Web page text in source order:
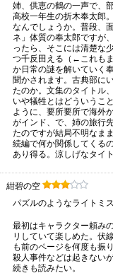
姉、供恵の鶴の一声で、
高校一年生の折木奉太郎
なんでしょうか。普段、
ネ」体質の奉太郎ですが
ったら、そこには清楚な
つ千反田える（←これも
か日常の謎を解いていく
聞かされます。古典部に
たのか。文集のタイトル
いや犠牲とはどういうこ
ように、要所要所で海外
がインド、で、姉の旅行
たのですが結局不明なま
続編で何か関係してくる
あり得る。涼しげなタイ
紺碧の空
パズルのようなライトミ
最初はキャラクター頼み
リしていて楽しめた。伏
も前のページを何度も振
殺人事件などは起きない
続きも読みたい。